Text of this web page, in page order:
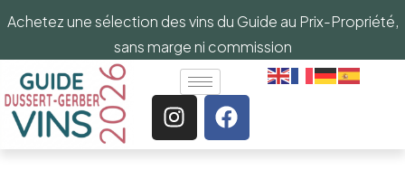
Achetez une sélection des vins du Guide au Prix-Propriété,
sans marge ni commission